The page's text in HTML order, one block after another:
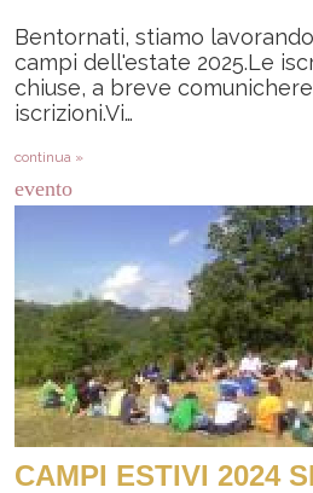
Bentornati, stiamo
campi dell'estate 2025.Le
chiuse, a breve
iscrizioni.Vi…
continua »
evento
CAMPI ESTIVI 2024